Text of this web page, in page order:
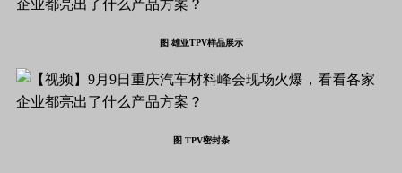
图 雄亚TPV样品展示
图 TPV密封条